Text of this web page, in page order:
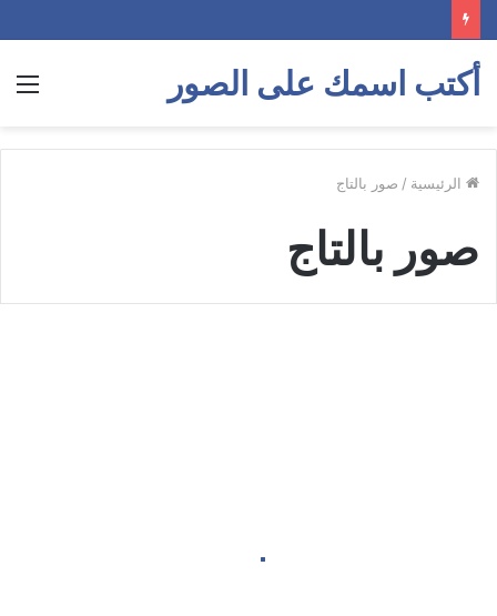
أكتب اسمك على الصور
الرئيسية / صور بالتاج
صور بالتاج
نفسك تكوني أميرة جربي تركيب